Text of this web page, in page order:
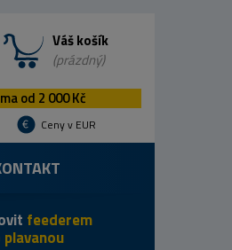
Váš košík
(prázdný)
od 2 000 Kč
Ceny v EUR
feederem
plavanou